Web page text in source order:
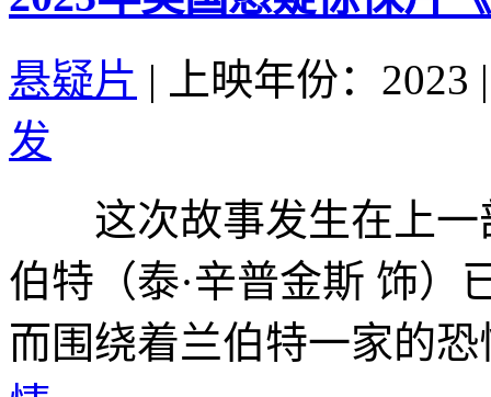
悬疑片 | 上映年份：2023 |
发
这次故事发生在上一
伯特（泰·辛普金斯 饰）
而围绕着兰伯特一家的